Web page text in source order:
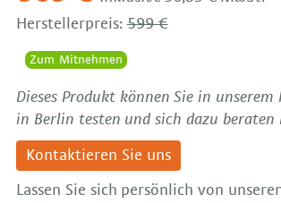
Herstellerpreis:599 €
Zum Mitnehmen
Dieses Produkt können Sie in unserem
in Berlin testen und sich dazu beraten
Kontaktieren Sie uns
Lassen Sie sich persönlich von